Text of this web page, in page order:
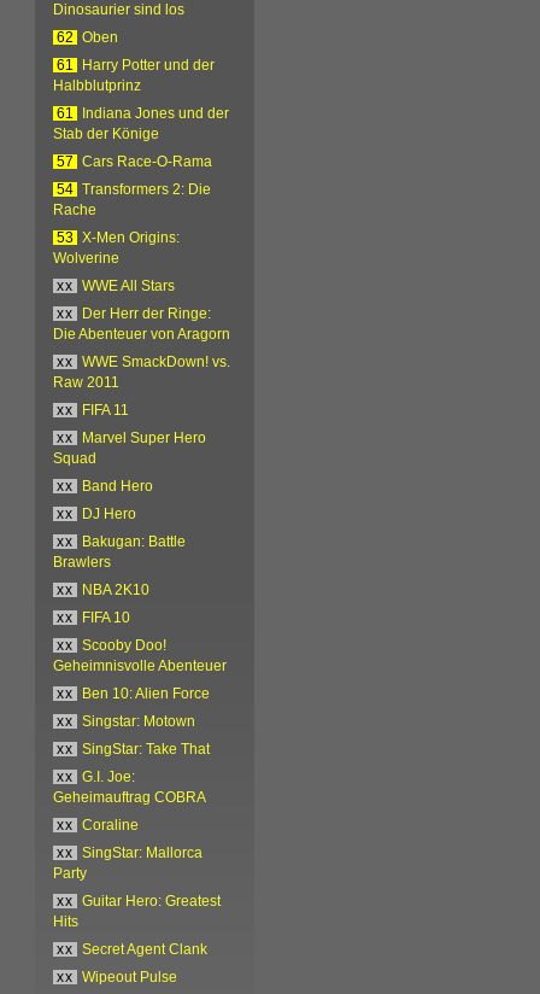
Dinosaurier sind los
62
Oben
61
Harry Potter und der
Halbblutprinz
61
Indiana Jones und der
Stab der Könige
57
Cars Race-O-Rama
54
Transformers 2: Die
Rache
53
X-Men Origins:
Wolverine
xx
WWE All Stars
xx
Der Herr der Ringe:
Die Abenteuer von Aragorn
xx
WWE SmackDown! vs.
Raw 2011
xx
FIFA 11
xx
Marvel Super Hero
Squad
xx
Band Hero
xx
DJ Hero
xx
Bakugan: Battle
Brawlers
xx
NBA 2K10
xx
FIFA 10
xx
Scooby Doo!
Geheimnisvolle Abenteuer
xx
Ben 10: Alien Force
xx
Singstar: Motown
xx
SingStar: Take That
xx
G.I. Joe:
Geheimauftrag COBRA
xx
Coraline
xx
SingStar: Mallorca
Party
xx
Guitar Hero: Greatest
Hits
xx
Secret Agent Clank
xx
Wipeout Pulse